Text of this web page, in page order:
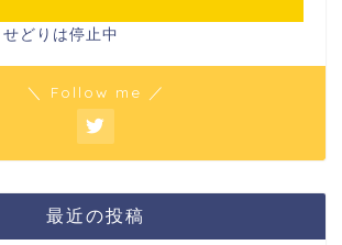
どりは停止中
＼ Follow me ／
最近の投稿